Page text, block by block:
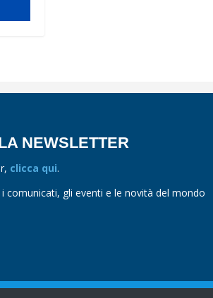
NEWSLETTER
clicca qui.
comunicati, gli eventi e le novità del mondo